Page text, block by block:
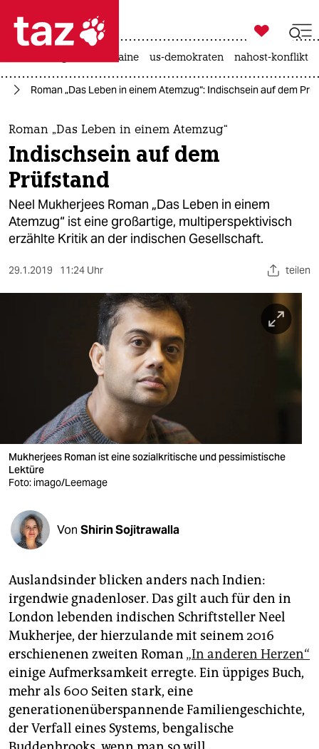
 taz zahl ich
taz zahl ich
themen
politik
öko
gesellschaft
sport
verlag
veranstaltungen
fragen & hilfe
abo
genossenschaft
epaper login

taz zahl ich
krieg in der ukraine us-demokraten nahost-konflikt
Roman „Das Leben in einem Atemzug“: Indischsein auf dem
Roman „Das Leben in einem Atemzug“
Indischsein auf dem
Prüfstand
Neel Mukherjees Roman „Das Leben in einem
Atemzug“ ist eine großartige, multiperspektivisch
erzählte Kritik an der indischen Gesellschaft.
29.1.2019 11:24 Uhr teilen
Mukherjees Roman ist eine sozialkritische und pessimistische
Lektüre
Foto: imago/Leemage
Von Shirin Sojitrawalla
Auslandsinder blicken anders nach Indien:
irgendwie gnadenloser. Das gilt auch für den in
London lebenden indischen Schriftsteller Neel
Mukherjee, der hierzulande mit seinem 2016
erschienenen zweiten Roman „In anderen Herzen“
einige Aufmerksamkeit erregte. Ein üppiges Buch,
mehr als 600 Seiten stark, eine
generationenüberspannende Familiengeschichte,
der Verfall eines Systems, bengalische